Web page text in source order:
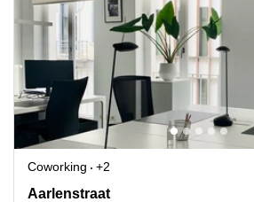
Coworking
+2
Rue d'Arlon 25, Elsene
Aarlenstraat